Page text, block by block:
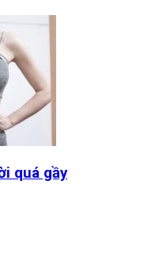
quá gầy